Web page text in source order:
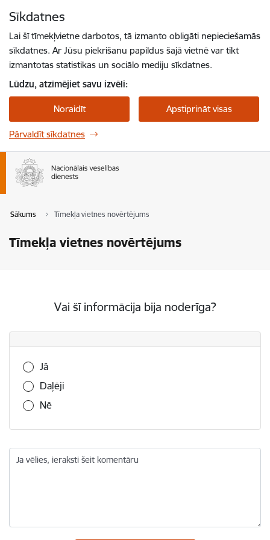
Sīkdatnes
Lai šī tīmekļvietne darbotos, tā izmanto obligāti nepieciešamās
sīkdatnes. Ar Jūsu piekrišanu papildus šajā vietnē var tikt
izmantotas statistikas un sociālo mediju sīkdatnes.
Lūdzu, atzīmējiet savu izvēli:
Noraidīt Apstiprināt visas
Pārvaldīt sīkdatnes
Sākums Tīmekļa vietnes novērtējums
Tīmekļa vietnes novērtējums
Vai šī informācija bija noderīga?
Vai šī informācija bija noderīga?
Jā
Daļēji
Nē
Ja vēlies, ieraksti šeit komentāru